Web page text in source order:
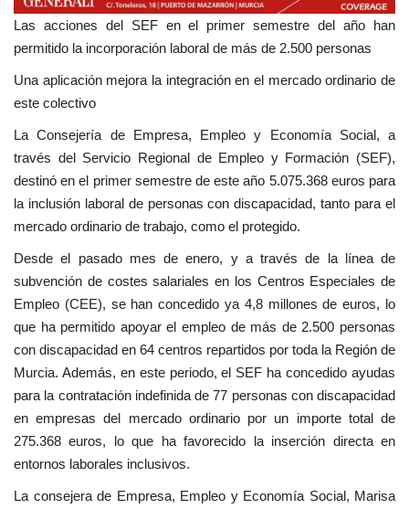
Las acciones del SEF en el primer semestre del año han
permitido la incorporación laboral de más de 2.500 personas
Una aplicación mejora la integración en el mercado ordinario de
este colectivo
La Consejería de Empresa, Empleo y Economía Social, a
través del Servicio Regional de Empleo y Formación (SEF),
destinó en el primer semestre de este año 5.075.368 euros para
la inclusión laboral de personas con discapacidad, tanto para el
mercado ordinario de trabajo, como el protegido.
Desde el pasado mes de enero, y a través de la línea de
subvención de costes salariales en los Centros Especiales de
Empleo (CEE), se han concedido ya 4,8 millones de euros, lo
que ha permitido apoyar el empleo de más de 2.500 personas
con discapacidad en 64 centros repartidos por toda la Región de
Murcia. Además, en este periodo, el SEF ha concedido ayudas
para la contratación indefinida de 77 personas con discapacidad
en empresas del mercado ordinario por un importe total de
275.368 euros, lo que ha favorecido la inserción directa en
entornos laborales inclusivos.
La consejera de Empresa, Empleo y Economía Social, Marisa